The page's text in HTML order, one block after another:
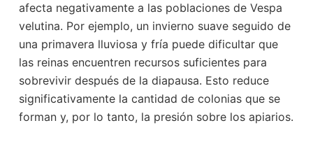
afecta negativamente a las poblaciones de Vespa
velutina. Por ejemplo, un invierno suave seguido de
una primavera lluviosa y fría puede dificultar que
las reinas encuentren recursos suficientes para
sobrevivir después de la diapausa. Esto reduce
significativamente la cantidad de colonias que se
forman y, por lo tanto, la presión sobre los apiarios.